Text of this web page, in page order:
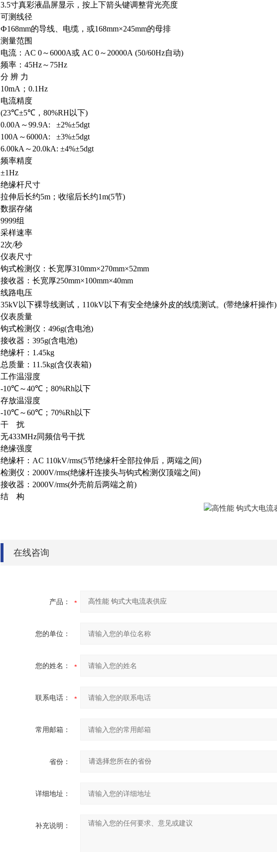
3.5寸真彩液晶屏显示，按上下箭头键调整背光亮度
可测线径
Ф168mm的导线、电缆，或168mm×245mm的母排
测量范围
电流：AC 0～6000A或 AC 0～20000A (50/60Hz自动)
频率：45Hz～75Hz
分 辨 力
10mA；0.1Hz
电流精度
(23℃±5℃，80%RH以下)
0.00A～99.9A: ±2%±5dgt
100A～6000A: ±3%±5dgt
6.00kA～20.0kA: ±4%±5dgt
频率精度
±1Hz
绝缘杆尺寸
拉伸后长约5m；收缩后长约1m(5节)
数据存储
9999组
采样速率
2次/秒
仪表尺寸
钩式检测仪：长宽厚310mm×270mm×52mm
接收器：长宽厚250mm×100mm×40mm
线路电压
35kV以下裸导线测试，110kV以下有安全绝缘外皮的线缆测试。(带绝缘杆操作)
仪表质量
钩式检测仪：496g(含电池)
接收器：395g(含电池)
绝缘杆：1.45kg
总质量：11.5kg(含仪表箱)
工作温湿度
-10℃～40℃；80%Rh以下
存放温湿度
-10℃～60℃；70%Rh以下
干 扰
无433MHz同频信号干扰
绝缘强度
绝缘杆：AC 110kV/rms(5节绝缘杆全部拉伸后，两端之间)
检测仪：2000V/rms(绝缘杆连接头与钩式检测仪顶端之间)
接收器：2000V/rms(外壳前后两端之前)
结 构
在线咨询
产品：
您的单位：
您的姓名：
联系电话：
常用邮箱：
省份：
详细地址：
补充说明：